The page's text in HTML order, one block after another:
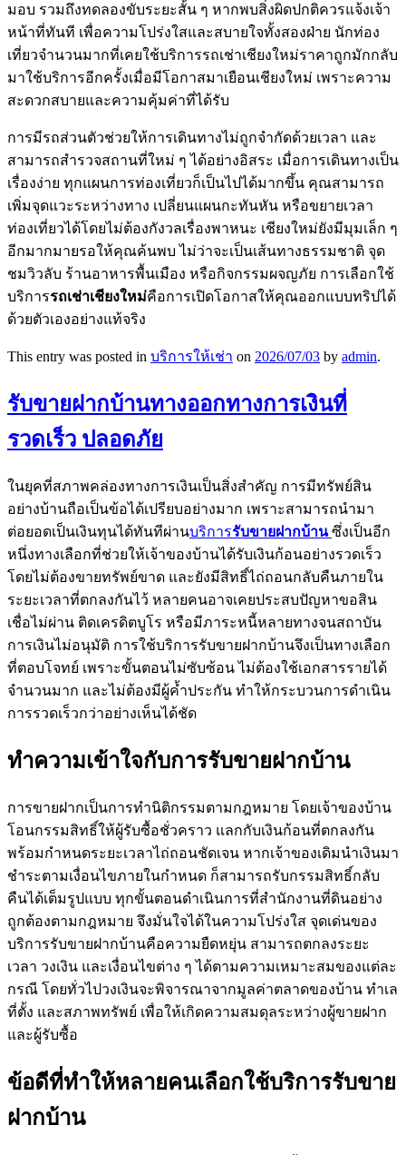
มอบ รวมถึงทดลองขับระยะสั้น ๆ หากพบสิ่งผิดปกติควรแจ้งเจ้า
หน้าที่ทันที เพื่อความโปร่งใสและสบายใจทั้งสองฝ่าย นักท่อง
เที่ยวจำนวนมากที่เคยใช้บริการรถเช่าเชียงใหม่ราคาถูกมักกลับ
มาใช้บริการอีกครั้งเมื่อมีโอกาสมาเยือนเชียงใหม่ เพราะความ
สะดวกสบายและความคุ้มค่าที่ได้รับ
การมีรถส่วนตัวช่วยให้การเดินทางไม่ถูกจำกัดด้วยเวลา และ
สามารถสำรวจสถานที่ใหม่ ๆ ได้อย่างอิสระ เมื่อการเดินทางเป็น
เรื่องง่าย ทุกแผนการท่องเที่ยวก็เป็นไปได้มากขึ้น คุณสามารถ
เพิ่มจุดแวะระหว่างทาง เปลี่ยนแผนกะทันหัน หรือขยายเวลา
ท่องเที่ยวได้โดยไม่ต้องกังวลเรื่องพาหนะ เชียงใหม่ยังมีมุมเล็ก ๆ
อีกมากมายรอให้คุณค้นพบ ไม่ว่าจะเป็นเส้นทางธรรมชาติ จุด
ชมวิวลับ ร้านอาหารพื้นเมือง หรือกิจกรรมผจญภัย การเลือกใช้
บริการรถเช่าเชียงใหม่คือการเปิดโอกาสให้คุณออกแบบทริปได้
ด้วยตัวเองอย่างแท้จริง
This entry was posted in บริการให้เช่า on 2026/07/03 by admin.
รับขายฝากบ้านทางออกทางการเงินที่
รวดเร็ว ปลอดภัย
ในยุคที่สภาพคล่องทางการเงินเป็นสิ่งสำคัญ การมีทรัพย์สิน
อย่างบ้านถือเป็นข้อได้เปรียบอย่างมาก เพราะสามารถนำมา
ต่อยอดเป็นเงินทุนได้ทันทีผ่านบริการรับขายฝากบ้าน ซึ่งเป็นอีก
หนึ่งทางเลือกที่ช่วยให้เจ้าของบ้านได้รับเงินก้อนอย่างรวดเร็ว
โดยไม่ต้องขายทรัพย์ขาด และยังมีสิทธิ์ไถ่ถอนกลับคืนภายใน
ระยะเวลาที่ตกลงกันไว้ หลายคนอาจเคยประสบปัญหาขอสิน
เชื่อไม่ผ่าน ติดเครดิตบูโร หรือมีภาระหนี้หลายทางจนสถาบัน
การเงินไม่อนุมัติ การใช้บริการรับขายฝากบ้านจึงเป็นทางเลือก
ที่ตอบโจทย์ เพราะขั้นตอนไม่ซับซ้อน ไม่ต้องใช้เอกสารรายได้
จำนวนมาก และไม่ต้องมีผู้ค้ำประกัน ทำให้กระบวนการดำเนิน
การรวดเร็วกว่าอย่างเห็นได้ชัด
ทำความเข้าใจกับการรับขายฝากบ้าน
การขายฝากเป็นการทำนิติกรรมตามกฎหมาย โดยเจ้าของบ้าน
โอนกรรมสิทธิ์ให้ผู้รับซื้อชั่วคราว แลกกับเงินก้อนที่ตกลงกัน
พร้อมกำหนดระยะเวลาไถ่ถอนชัดเจน หากเจ้าของเดิมนำเงินมา
ชำระตามเงื่อนไขภายในกำหนด ก็สามารถรับกรรมสิทธิ์กลับ
คืนได้เต็มรูปแบบ ทุกขั้นตอนดำเนินการที่สำนักงานที่ดินอย่าง
ถูกต้องตามกฎหมาย จึงมั่นใจได้ในความโปร่งใส จุดเด่นของ
บริการรับขายฝากบ้านคือความยืดหยุ่น สามารถตกลงระยะ
เวลา วงเงิน และเงื่อนไขต่าง ๆ ได้ตามความเหมาะสมของแต่ละ
กรณี โดยทั่วไปวงเงินจะพิจารณาจากมูลค่าตลาดของบ้าน ทำเล
ที่ตั้ง และสภาพทรัพย์ เพื่อให้เกิดความสมดุลระหว่างผู้ขายฝาก
และผู้รับซื้อ
ข้อดีที่ทำให้หลายคนเลือกใช้บริการรับขาย
ฝากบ้าน